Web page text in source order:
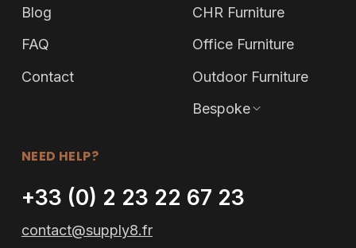
Blog
FAQ
Contact
CHR Furniture
Office Furniture
Outdoor Furniture
Bespoke
NEED HELP?
+33 (0) 2 23 22 67 23
contact@supply8.fr